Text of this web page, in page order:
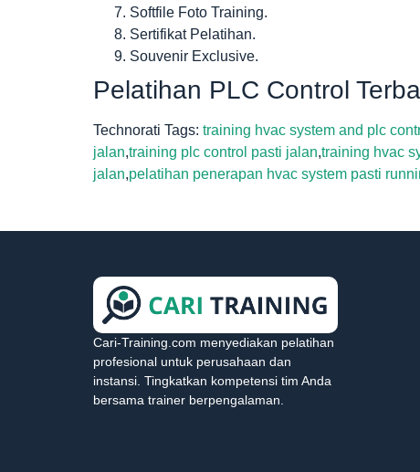
Softfile Foto Training.
Sertifikat Pelatihan.
Souvenir Exclusive.
Pelatihan PLC Control
Technorati Tags: training hvac system and plc
jalan,training plc control pasti jalan,training hvac
jalan,pelatihan penerapan hvac system pasti
Cari-Training.com menyediakan pelatihan
profesional untuk perusahaan dan
instansi. Tingkatkan kompetensi tim Anda
bersama trainer berpengalaman.